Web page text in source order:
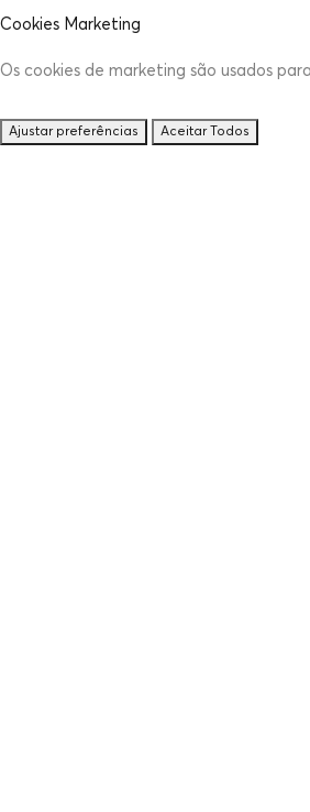
Cookies Marketing
Os cookies de marketing são usados
Ajustar preferências Aceitar Todos